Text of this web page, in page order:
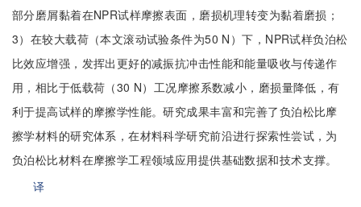
部分磨屑黏着在NPR试样摩擦表面，磨损机理转变为黏着磨损；
3）在较大载荷（本文滚动试验条件为50 N）下，NPR试样负泊松
比效应增强，发挥出更好的减振抗冲击性能和能量吸收与传递作
用，相比于低载荷（30 N）工况摩擦系数减小，磨损量降低，有
利于提高试样的摩擦学性能。研究成果丰富和完善了负泊松比摩
擦学材料的研究体系，在材料科学研究前沿进行探索性尝试，为
负泊松比材料在摩擦学工程领域应用提供基础数据和技术支撑。
译